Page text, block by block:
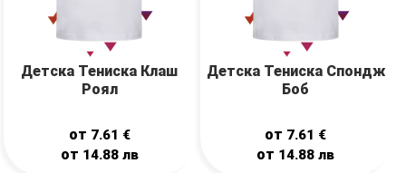
Детска Тениска Клаш
Роял
от 7.61 €
от 14.88 лв
Детска Тениска Спондж
Боб
от 7.61 €
от 14.88лв